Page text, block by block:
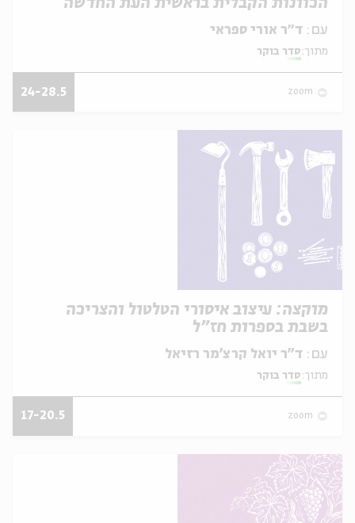
הכוונות הקבלית בראשית העת החדשה
עם:
מתוך: סדר בוקר
zoom
24-28.5
מוקצה: עיצוב איסורי הטלטול והצריכה
בשבת בספרות חז"ל
עם:
מתוך: סדר בוקר
zoom
17-20.5